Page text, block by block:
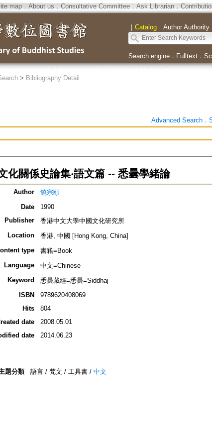
map．About us ． Consultative Committee． Ask Librarian．
｜ Catalog｜ Author Authority
Search engine． Fulltext．
> Bibliography Detail
Advanced Search．
化關係史論集‧語文篇 -- 悉曇學緒論
Author
饒宗頤
Date
1990
Publisher
香港中文大學中國文化研究所
Location
香港, 中國 [Hong Kong, China]
type
書籍=Book
Language
中文=Chinese
Keyword
悉曇藏經=悉曇=Siddhaj
ISBN
9789620408069
Hits
804
date
2008.05.01
date
2014.06.23
題分類 語言 / 梵文 / 工具書 / 中文